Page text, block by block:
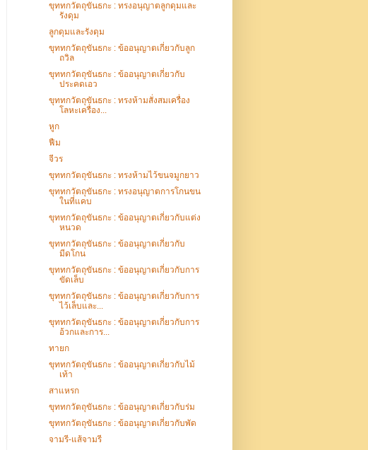
ขุททกวัตถุขันธกะ : ทรงอนุญาตลูกดุมและ
รังดุม
ลูกดุมและรังดุม
ขุททกวัตถุขันธกะ : ข้ออนุญาตเกี่ยวกับลูก
ถวิล
ขุททกวัตถุขันธกะ : ข้ออนุญาตเกี่ยวกับ
ประคดเอว
ขุททกวัตถุขันธกะ : ทรงห้ามสั่งสมเครื่อง
โลหะเครื่อง...
หูก
ฟืม
จีวร
ขุททกวัตถุขันธกะ : ทรงห้ามไว้ขนจมูกยาว
ขุททกวัตถุขันธกะ : ทรงอนุญาตการโกนขน
ในที่แคบ
ขุททกวัตถุขันธกะ : ข้ออนุญาตเกี่ยวกับแต่ง
หนวด
ขุททกวัตถุขันธกะ : ข้ออนุญาตเกี่ยวกับ
มีดโกน
ขุททกวัตถุขันธกะ : ข้ออนุญาตเกี่ยวกับการ
ขัดเล็บ
ขุททกวัตถุขันธกะ : ข้ออนุญาตเกี่ยวกับการ
ไว้เล็บและ...
ขุททกวัตถุขันธกะ : ข้ออนุญาตเกี่ยวกับการ
อ้วกและการ...
ทายก
ขุททกวัตถุขันธกะ : ข้ออนุญาตเกี่ยวกับไม้
เท้า
สาแหรก
ขุททกวัตถุขันธกะ : ข้ออนุญาตเกี่ยวกับร่ม
ขุททกวัตถุขันธกะ : ข้ออนุญาตเกี่ยวกับพัด
จามรี-แส้จามรี